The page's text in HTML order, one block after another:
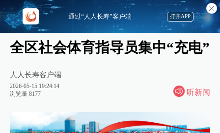
全区社会体育指导员集中“充电”
人人长寿客户端
2026-05-15 19:24:14
浏览量 8177
听新闻
通过“人人长寿”客户端 打开APP